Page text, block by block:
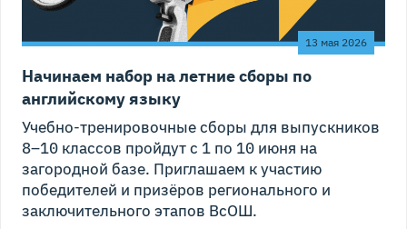
13 мая 2026
Начинаем набор на летние сборы по
английскому языку
Учебно-тренировочные сборы для выпускников
8–10 классов пройдут с 1 по 10 июня на
загородной базе. Приглашаем к участию
победителей и призёров регионального и
заключительного этапов ВсОШ.